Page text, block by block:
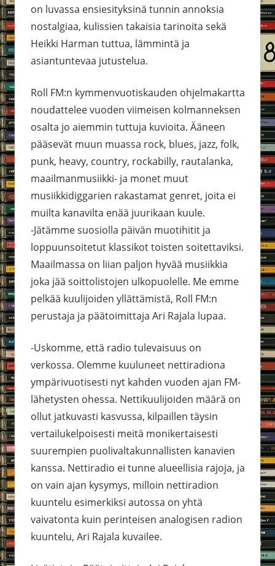
on luvassa ensiesityksinä tunnin annoksia
nostalgiaa, kulissien takaisia tarinoita sekä
Heikki Harman tuttua, lämmintä ja
asiantuntevaa jutustelua.
Roll FM:n kymmenvuotiskauden ohjelmakartta
noudattelee vuoden viimeisen kolmanneksen
osalta jo aiemmin tuttuja kuvioita. Ääneen
pääsevät muun muassa rock, blues, jazz, folk,
punk, heavy, country, rockabilly, rautalanka,
maailmanmusiikki- ja monet muut
musiikkidiggarien rakastamat genret, joita ei
muilta kanavilta enää juurikaan kuule.
-Jätämme suosiolla päivän muotihitit ja
loppuunsoitetut klassikot toisten soitettaviksi.
Maailmassa on liian paljon hyvää musiikkia
joka jää soittolistojen ulkopuolelle. Me emme
pelkää kuulijoiden yllättämistä, Roll FM:n
perustaja ja päätoimittaja Ari Rajala lupaa.
-Uskomme, että radio tulevaisuus on
verkossa. Olemme kuuluneet nettiradiona
ympärivuotisesti nyt kahden vuoden ajan FM-
lähetysten ohessa. Nettikuulijoiden määrä on
ollut jatkuvasti kasvussa, kilpaillen täysin
vertailukelpoisesti meitä monikertaisesti
suurempien puolivaltakunnallisten kanavien
kanssa. Nettiradio ei tunne alueellisia rajoja, ja
on vain ajan kysymys, milloin nettiradion
kuuntelu esimerkiksi autossa on yhtä
vaivatonta kuin perinteisen analogisen radion
kuuntelu, Ari Rajala kuvailee.